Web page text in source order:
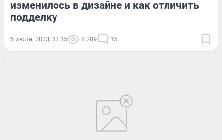
изменилось в дизайне и как отличить
подделку
6 июля, 2023, 12:15 8 209 15